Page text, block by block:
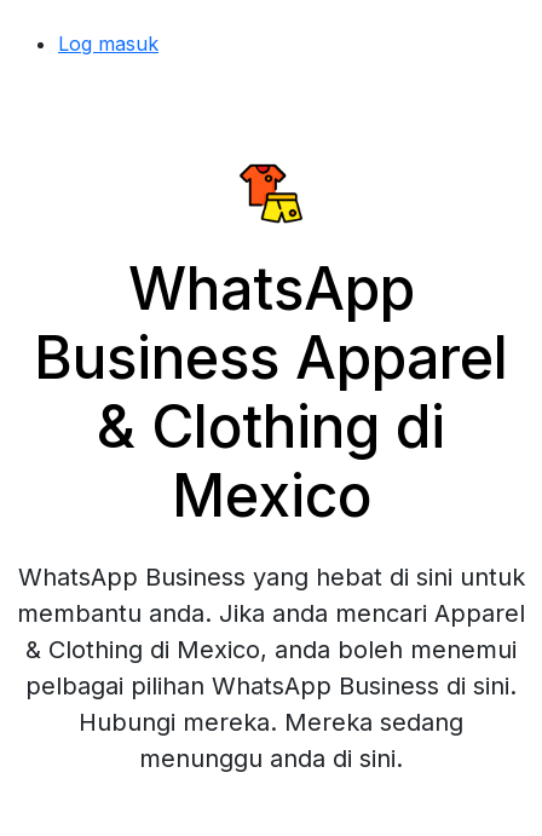
Log masuk
WhatsApp
Business Apparel
& Clothing di
Mexico
WhatsApp Business yang hebat di sini untuk
membantu anda. Jika anda mencari Apparel
& Clothing di Mexico, anda boleh menemui
pelbagai pilihan WhatsApp Business di sini.
Hubungi mereka. Mereka sedang
menunggu anda di sini.